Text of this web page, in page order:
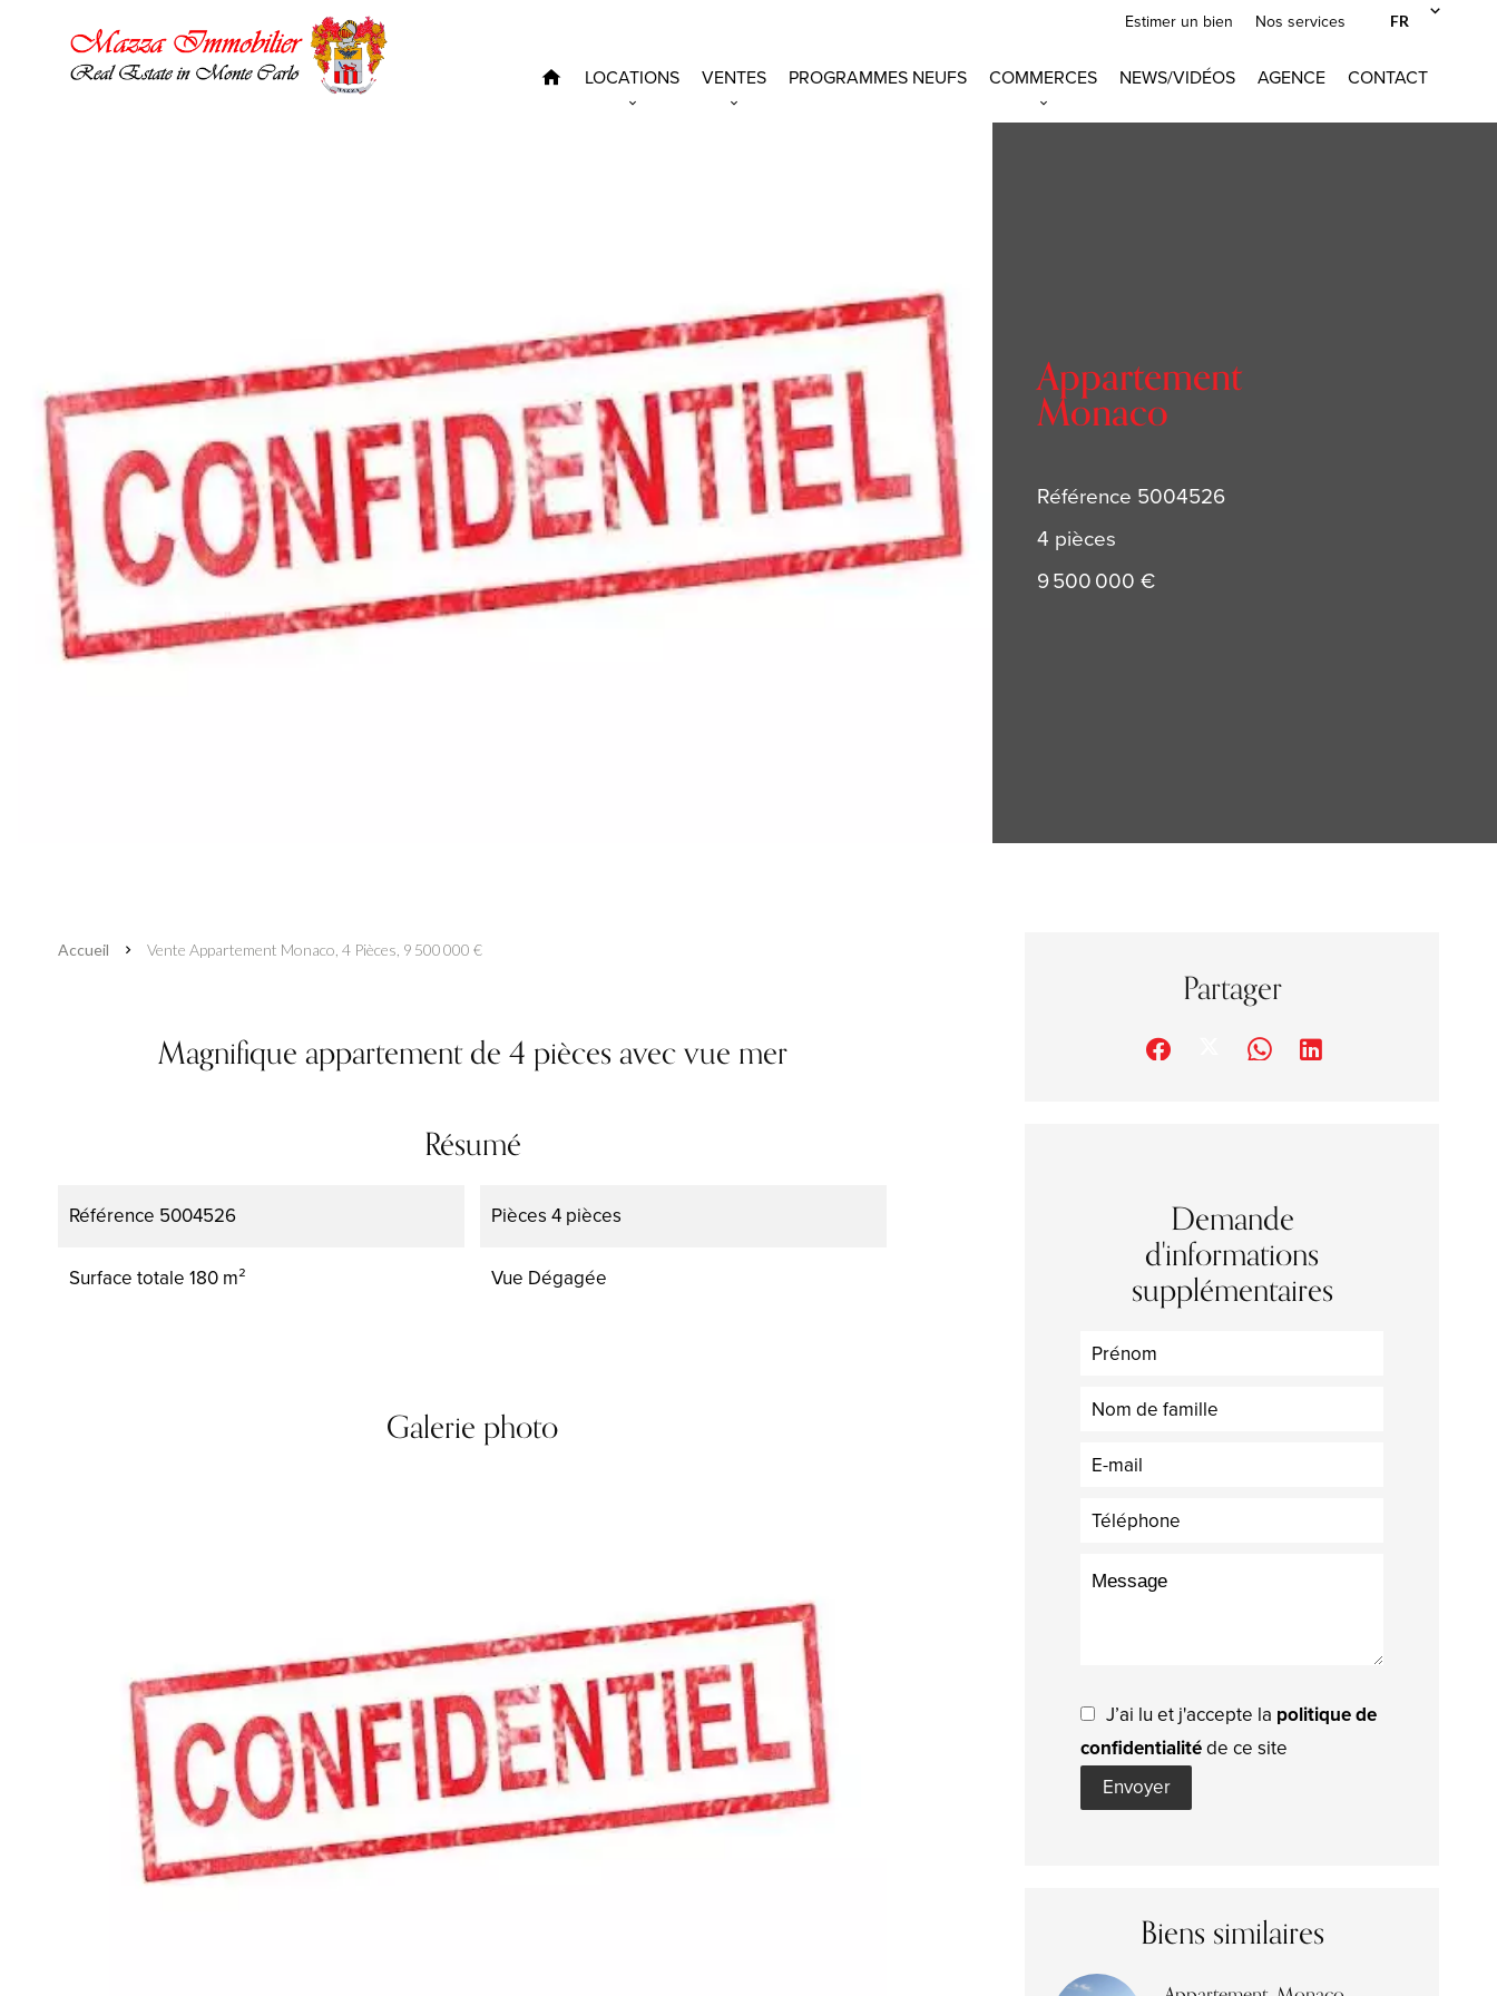
Estimer un bien Nos services FR
LOCATIONS VENTES PROGRAMMES NEUFS COMMERCES NEWS/VIDÉOS AGENCE CONTACT
Appartement
Monaco
Référence 5004526
4 pièces
9 500 000 €
Accueil Vente Appartement Monaco, 4 Pièces, 9 500 000 €
Magnifique appartement de 4 pièces avec vue mer
Résumé
Référence 5004526 Pièces4 pièces
Surface totale 180 m² Vue Dégagée
Galerie photo
Partager
Demande
d'informations
supplémentaires
J’ai lu et j'accepte la politique de
confidentialitéde ce site
Envoyer
Biens similaires